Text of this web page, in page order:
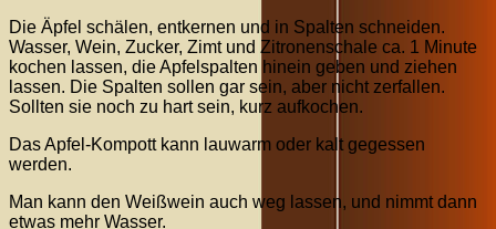
Die Äpfel schälen, entkernen und in Spalten schneiden.
Wasser, Wein, Zucker, Zimt und Zitronenschale ca. 1 Minute
kochen lassen, die Apfelspalten hinein geben und ziehen
lassen. Die Spalten sollen gar sein, aber nicht zerfallen.
Sollten sie noch zu hart sein, kurz aufkochen.
Das Apfel-Kompott kann lauwarm oder kalt gegessen
werden.
Man kann den Weißwein auch weg lassen, und nimmt dann
etwas mehr Wasser.